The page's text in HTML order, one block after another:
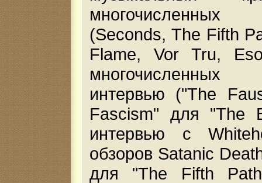
(Seconds, The Fifth
Flame, Vor Tru,
интервью ("The
Fascism" для "The
интервью с
обзоров Satanic
для "The Fifth